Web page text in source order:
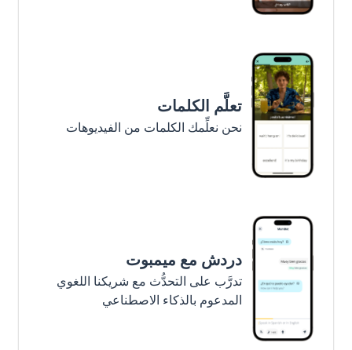
تعلَّم الكلمات
نحن نعلِّمك الكلمات من الفيديوهات
دردش مع ميمبوت
تدرَّب على التحدُّث مع شريكنا اللغوي
المدعوم بالذكاء الاصطناعي